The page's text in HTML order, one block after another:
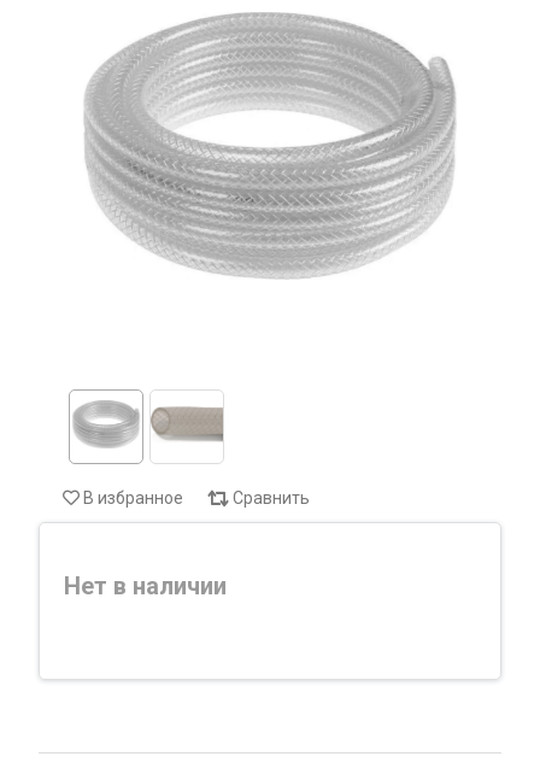
В избранное Сравнить
Нет в наличии